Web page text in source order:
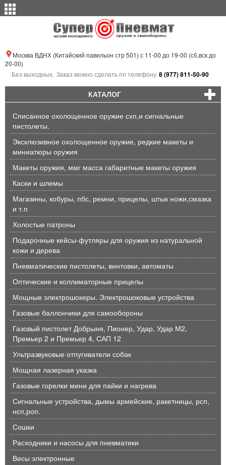
Москва ВДНХ (Китайский павильон стр 501) с 11-00 до 19-00 (сб,вск до
20-00)
Без выходных. Заказ можно сделать по телефону 8 (977) 811-50-90
КАТАЛОГ
Списанное охолощенное оружие схп,и сигнальные
пистолеты.
Эксклюзивное охолощенное оружие, редкие макеты и
миниатюры оружия
Макеты оружия, ммг масса габаритные макеты оружия
Каски и шлемы
Магазины, кобуры, пбс, ремни, прицелы, штык ножи,смазка
и т.п
Холостые патроны
Подарочные кейсы-футляры для оружия из натуральной
кожи и дерева
Пневматические пистолеты, винтовки, автоматы
Оптические и коллиматорные прицелы
Мощные электрошокеры. Электрошоковые устройства
Газовые баллончики для самообороны
Газовый пистолет Добрыня, Пионер, Удар, Удар М2,
Премьер 2 и Премьер 4, САП 12
Ультразвуковые отпугиватели собак
Мощная лазерная указка
Газовые горелки мини для пайки и нагрева
Сигнальные устройства, дымы армейские, ракетницы, рсп,
нсп,роп.
Сошки
Расходники и насосы для пневматики
Весы электронные